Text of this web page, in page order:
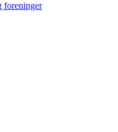
foreninger